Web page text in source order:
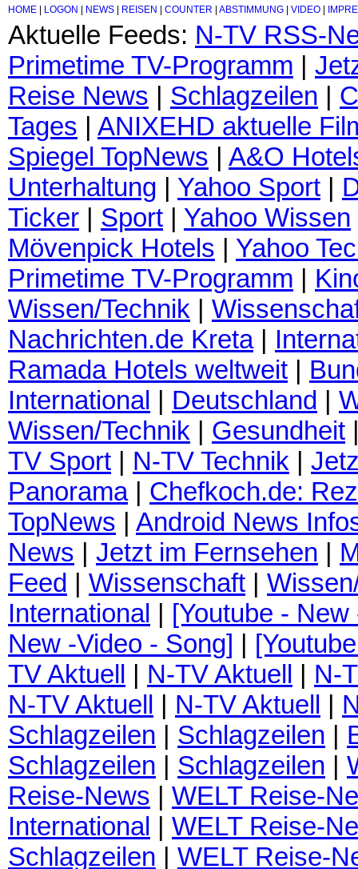
HOME LOGON NEWS REISEN COUNTER ABSTIMMUNG VIDEO
Aktuelle Feeds: N-TV RSS-
Primetime TV-Programm |
Reise News | Schlagzeilen |
Tages | ANIXEHD aktuelle
Spiegel TopNews | A&O
Unterhaltung | Yahoo Sport |
Ticker | Sport | Yahoo Wissen
Mövenpick Hotels | Yahoo
Primetime TV-Programm |
Wissen/Technik |
Nachrichten.de Kreta|
Ramada Hotels weltweit |
International | Deutschland |
Wissen/Technik | Gesundheit
TV Sport | N-TV Technik |
Panorama| Chefkoch.de:
TopNews | Android News
News | Jetzt im Fernsehen |
Feed | Wissenschaft |
International | [Youtube -
New -Video - Song] |
TV Aktuell | N-TV Aktuell | N-
N-TV Aktuell | N-TV Aktuell |
Schlagzeilen | Schlagzeilen |
Schlagzeilen | Schlagzeilen |
Reise-News | WELT Reise-
International | WELT Reise-
Schlagzeilen | WELT Reise-